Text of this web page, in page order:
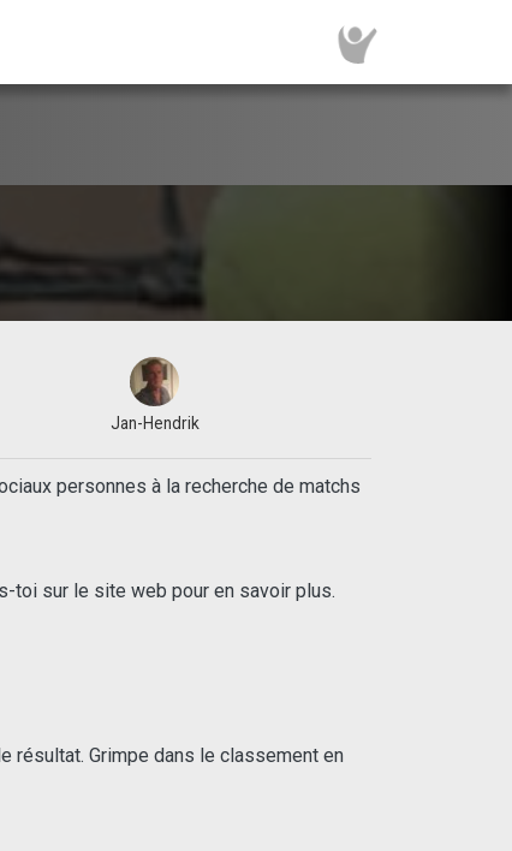
Jan-Hendrik
personnes à la recherche de matchs
toi sur le site web pour en savoir plus.
résultat. Grimpe dans le classement en